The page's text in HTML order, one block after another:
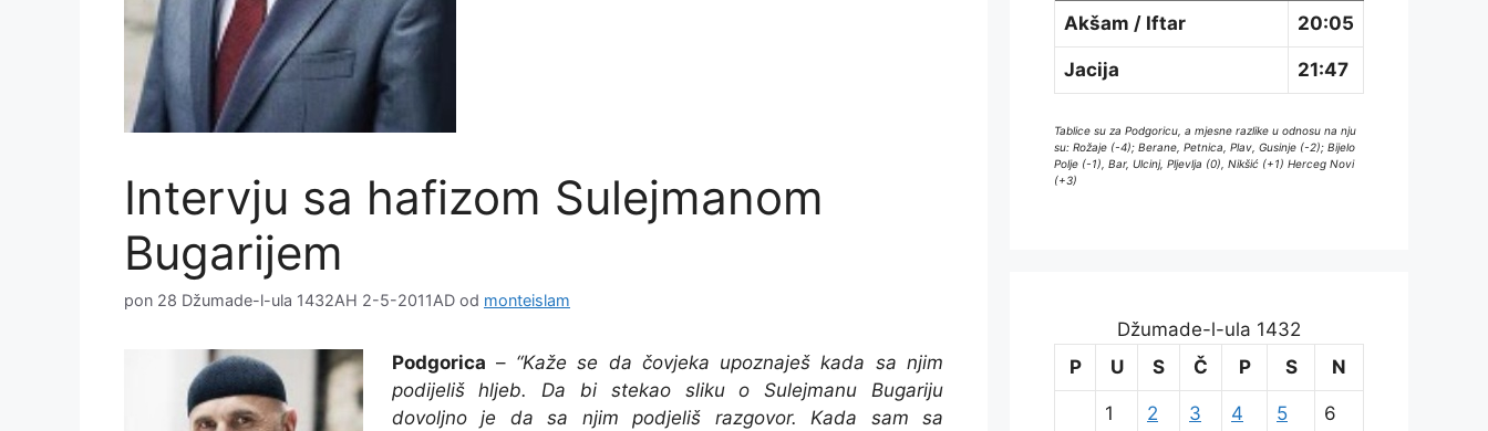
Intervju sa hafizom Sulejmanom
Bugarijem
pon 28 Džumade-l-ula 1432AH 2-5-2011AD od monteislam
Podgorica – “Kaže se da čovjeka upoznaješ kada sa njim
podijeliš hljeb. Da bi stekao sliku o Sulejmanu Bugariju
dovoljno je da sa njim podjeliš razgovor. Kada sam sa
Akšam / Iftar 20:05
Jacija 21:47
Tablice su za Podgoricu, a mjesne razlike u odnosu na nju
su: Rožaje (-4); Berane, Petnica, Plav, Gusinje (-2); Bijelo
Polje (-1), Bar, Ulcinj, Pljevlja (0), Nikšić (+1) Herceg Novi
(+3)
Džumade-l-ula 1432
P
U S Č P S N
1 2 3 4 5 6